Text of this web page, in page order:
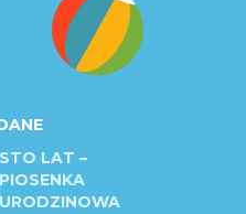
STO LAT –
PIOSENKA
URODZINOWA